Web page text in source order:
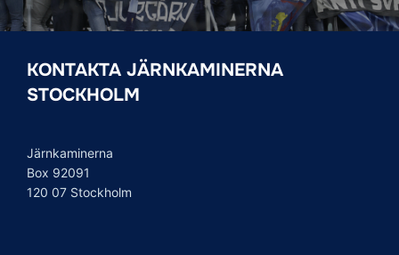
KONTAKTA JÄRNKAMINERNA
STOCKHOLM
Järnkaminerna
Box 92091
120 07 Stockholm